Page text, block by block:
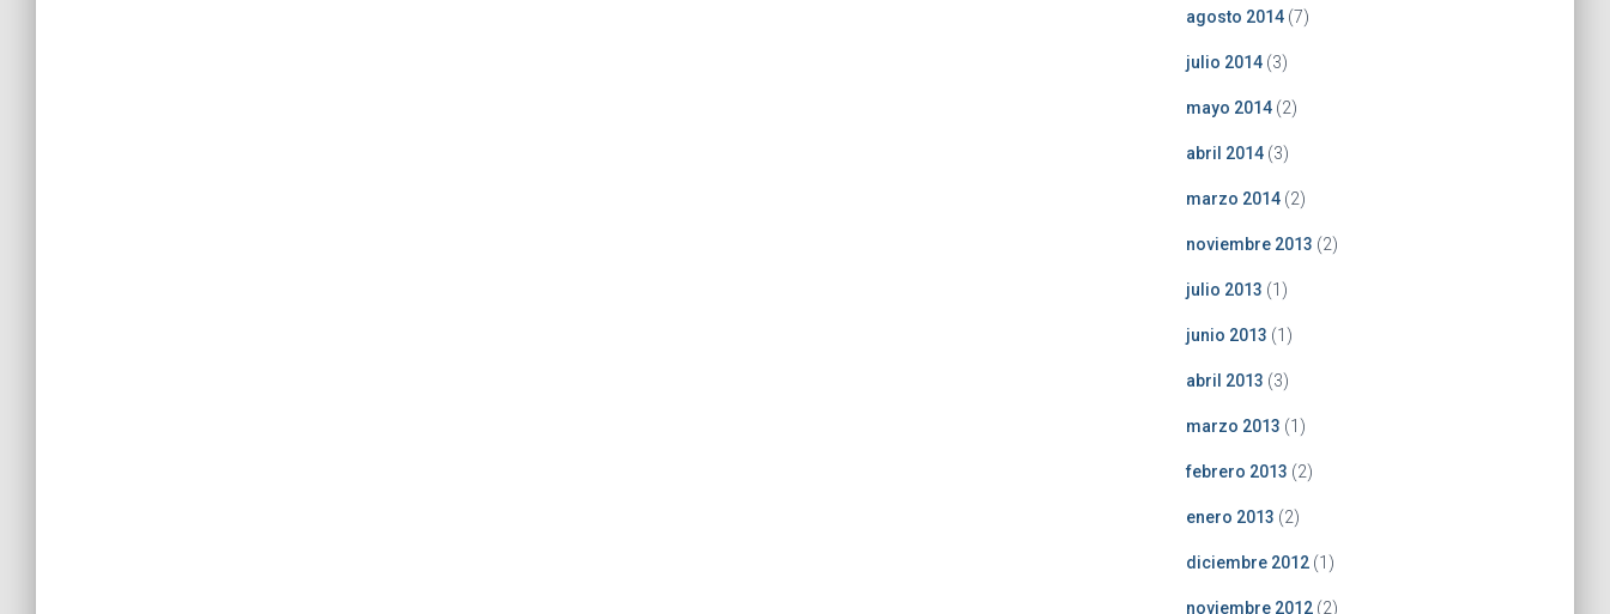
agosto 2014(7)
julio 2014(3)
mayo 2014(2)
abril 2014(3)
marzo 2014(2)
noviembre 2013 (2)
julio 2013 (1)
junio 2013 (1)
abril 2013 (3)
marzo 2013 (1)
febrero 2013 (2)
enero 2013 (2)
diciembre 2012(1)
noviembre 2012(2)